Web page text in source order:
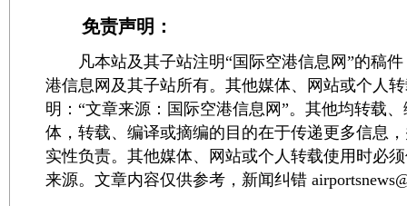
免责声明：
凡本站及其子站注明“国际空港信息网”的稿件
港信息网及其子站所有。其他媒体、网站或个人
明：“文章来源：国际空港信息网”。其他均转载
体，转载、编译或摘编的目的在于传递更多信息
实性负责。其他媒体、网站或个人转载使用时必
来源。文章内容仅供参考，新闻纠错